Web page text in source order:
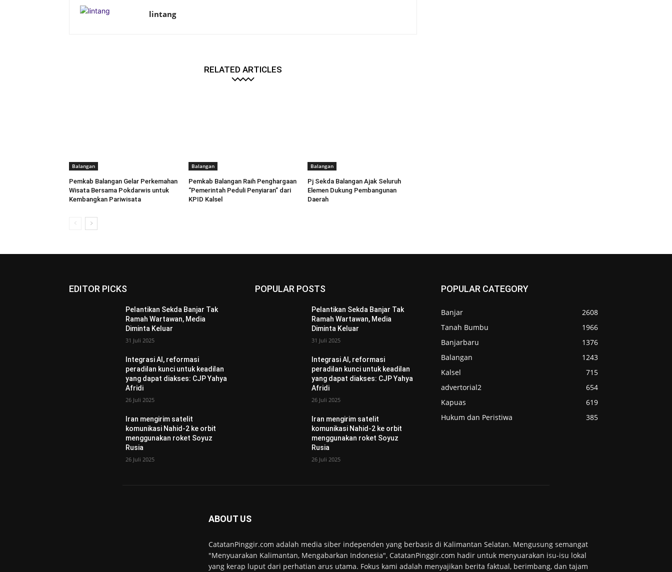
lintang
RELATED ARTICLES
Balangan
Pemkab Balangan Gelar Perkemahan
Wisata Bersama Pokdarwis untuk
Kembangkan Pariwisata
Balangan
Pemkab Balangan Raih Penghargaan
“Pemerintah Peduli Penyiaran” dari
KPID Kalsel
Balangan
Pj Sekda Balangan Ajak Seluruh
Elemen Dukung Pembangunan
Daerah
EDITOR PICKS
Pelantikan Sekda Banjar Tak
Ramah Wartawan, Media
Diminta Keluar
31 Juli 2025
Integrasi AI, reformasi
peradilan kunci untuk keadilan
yang dapat diakses: CJP Yahya
Afridi
26 Juli 2025
Iran mengirim satelit
komunikasi Nahid-2 ke orbit
menggunakan roket Soyuz
Rusia
26 Juli 2025
POPULAR POSTS
Pelantikan Sekda Banjar Tak
Ramah Wartawan, Media
Diminta Keluar
31 Juli 2025
Integrasi AI, reformasi
peradilan kunci untuk keadilan
yang dapat diakses: CJP Yahya
Afridi
26 Juli 2025
Iran mengirim satelit
komunikasi Nahid-2 ke orbit
menggunakan roket Soyuz
Rusia
26 Juli 2025
POPULAR CATEGORY
Banjar
2608
Tanah Bumbu
1966
Banjarbaru
1376
Balangan
1243
Kalsel
715
advertorial2
654
Kapuas
619
Hukum dan Peristiwa
385
ABOUT US
CatatanPinggir.com adalah media siber independen yang berbasis di Kalimantan Selatan. Mengusung semangat
"Menyuarakan Kalimantan, Mengabarkan Indonesia", CatatanPinggir.com hadir untuk menyuarakan isu-isu lokal
yang kerap luput dari perhatian arus utama. Fokus kami adalah menyajikan berita faktual, berimbang, dan tajam